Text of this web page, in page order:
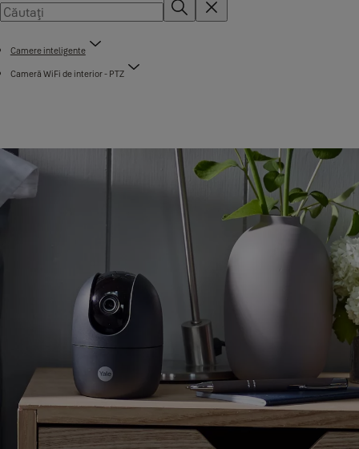
Camere inteligente
Cameră WiFi de interior - PTZ